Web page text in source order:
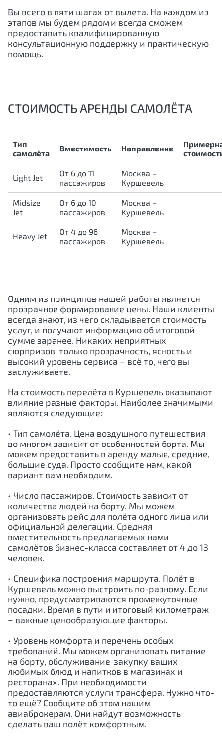
Вы всего в пяти шагах от вылета. На каждом из
этапов мы будем рядом и всегда сможем
предоставить квалифицированную
консультационную поддержку и практическую
помощь.
СТОИМОСТЬ АРЕНДЫ САМОЛЁТА
Тип
самолёта
Вместимость Направление
Light Jet
От 6 до 11
пассажиров
Москва –
Куршевель
Midsize
Jet
От 6 до 10
пассажиров
Москва –
Куршевель
Heavy Jet
От 4 до 96
пассажиров
Москва –
Куршевель
Одним из принципов нашей работы является
прозрачное формирование цены. Наши клиенты
всегда знают, из чего складывается стоимость
услуг, и получают информацию об итоговой
сумме заранее. Никаких неприятных
сюрпризов, только прозрачность, ясность и
высокий уровень сервиса − всё то, чего вы
заслуживаете.
На стоимость перелёта в Куршевель оказывают
влияние разные факторы. Наиболее значимыми
являются следующие:
• Тип самолёта. Цена воздушного путешествия
во многом зависит от особенностей борта. Мы
можем предоставить в аренду малые, средние,
большие суда. Просто сообщите нам, какой
вариант вам необходим.
• Число пассажиров. Стоимость зависит от
количества людей на борту. Мы можем
организовать рейс для полёта одного лица или
официальной делегации. Средняя
вместительность предлагаемых нами
самолётов бизнес-класса составляет от 4 до 13
человек.
• Специфика построения маршрута. Полёт в
Куршевель можно выстроить по-разному. Если
нужно, предусматриваются промежуточные
посадки. Время в пути и итоговый километраж
− важные ценообразующие факторы.
• Уровень комфорта и перечень особых
требований. Мы можем организовать питание
на борту, обслуживание, закупку ваших
любимых блюд и напитков в магазинах и
ресторанах. При необходимости
предоставляются услуги трансфера. Нужно что-
то ещё? Сообщите об этом нашим
авиаброкерам. Они найдут возможность
сделать ваш полёт комфортным.